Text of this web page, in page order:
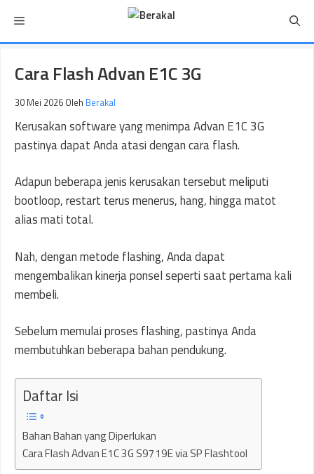
isi
Menu
Cara Flash Advan E1C 3G
30 Mei 2026 Oleh Berakal
Kerusakan software yang menimpa Advan E1C 3G
pastinya dapat Anda atasi dengan cara flash.
Adapun beberapa jenis kerusakan tersebut meliputi
bootloop, restart terus menerus, hang, hingga matot
alias mati total.
Nah, dengan metode flashing, Anda dapat
mengembalikan kinerja ponsel seperti saat pertama kali
membeli.
Sebelum memulai proses flashing, pastinya Anda
membutuhkan beberapa bahan pendukung.
Daftar Isi
Bahan Bahan yang Diperlukan
Cara Flash Advan E1C 3G S9719E via SP Flashtool